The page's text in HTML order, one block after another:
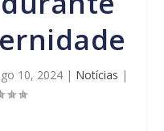
10, 2024 | Notícias |